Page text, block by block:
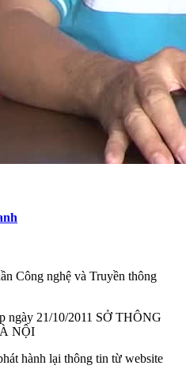
Công nghệ và Truyền thông
ngày 21/10/2011 SỞ THÔNG
NỘI
hành lại thông tin từ website